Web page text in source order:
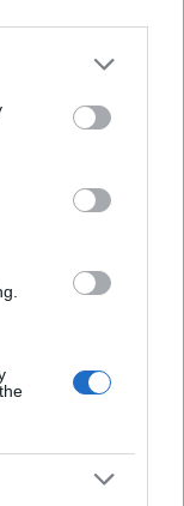
or more Google
You may click to
party tags to
in below Google
αρχική
email θα
του. Το
ότι οι
συγκεκριμένο